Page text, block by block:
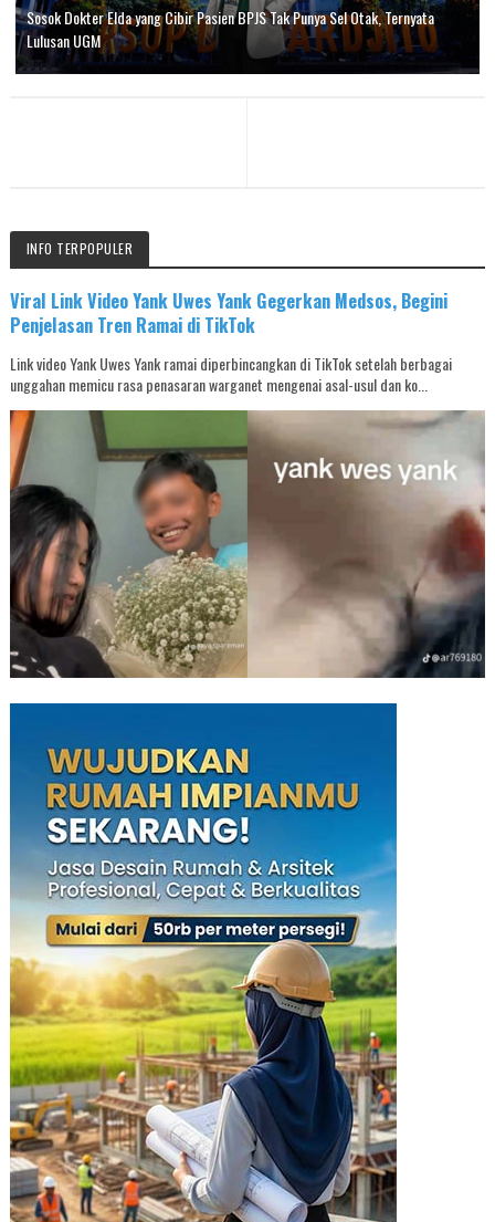
Sosok Dokter Elda yang Cibir Pasien BPJS Tak Punya Sel Otak, Ternyata
Lulusan UGM
INFO TERPOPULER
Viral Link Video Yank Uwes Yank Gegerkan Medsos, Begini
Penjelasan Tren Ramai di TikTok
Link video Yank Uwes Yank ramai diperbincangkan di TikTok setelah berbagai
unggahan memicu rasa penasaran warganet mengenai asal-usul dan ko...